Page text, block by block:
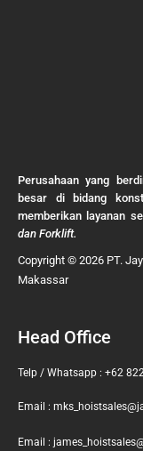
Perusahaan yang
besar di bidang
memberikan layanan
dan Forklift.
Copyright © 2026 PT.
Makassar
Head Office
Telp / Whatsapp : +62
Email :
Email :